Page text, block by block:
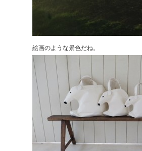
絵画のような景色だね。